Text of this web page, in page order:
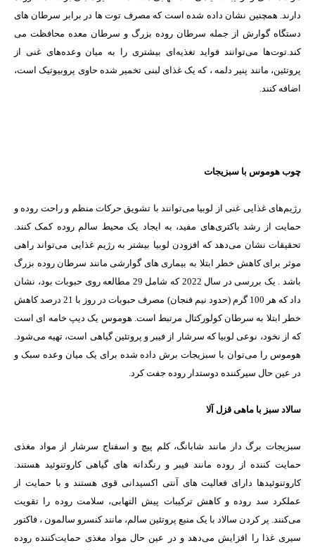
دارند. همچنین نشان داده شده است که مصرف توت ها در برابر سرطان های
دستگاه گوارش از جمله سرطان روده بزرگ و سرطان معده محافظت می
کند.توت‌ها می‌توانند فواید تغذیه‌ای بیشتری را به میان وعده‌های غنی از
پروتئین، مانند پنیر دلمه ، که یک غذای لبنی تخمیر شده حاوی پروبیوتیک است،
اضافه کنند.
چوب هوموس با سبزیجات
رژیم‌های غذایی غنی از لوبیا می‌توانند با تشویق حرکات منظم و راحت روده و
حمایت از رشد باکتری‌های مفید، به ایجاد یک محیط سالم روده کمک کنند.
تحقیقات نشان می‌دهد که افزودن لوبیا بیشتر به رژیم غذایی می‌تواند راهی
موثر برای کاهش خطر ابتلا به بیماری های گوارشی مانند سرطان روده بزرگ
باشد . یک بررسی در سال 2022 که شامل 29 مطالعه روی حبوبات بود، نشان
داد که هر 100 گرم (حدود نیم فنجان) مصرف حبوبات در روز با 21 درصد کاهش
خطر ابتلا به سرطان کولورکتال مرتبط است. هوموس یک دیپ خامه ای است
که از نخود، نوعی لوبیا که سرشار از فیبر و پروتئین گیاهی است، تهیه می‌شود.
هوموس را می‌توان با سبزیجات برش داده شده برای یک میان وعده سبک و
در عین حال سیرکننده دوستدار روده جفت کرد.
سالاد سبز با ماهی قزل آلا
سبزیجات برگ دار مانند شابانگ، کلم پیچ و اسفناج سرشار از مواد مغذی
حمایت کننده از روده مانند فیبر و رنگدانه های گیاهی کاروتنوئید هستند.
کاروتنوئیدها دارای فعالیت های آنتی اکسیدانی قوی هستند و با حمایت از
عملکرد سد روده و کاهش ترکیبات پیش التهابی، سلامت روده را تقویت
می‌کنند. پر کردن سالاد با یک منبع پروتئین سالم، مانند کنسرو سالمون ، فاکتور
سیری غذا را افزایش می‌دهد و در عین حال مواد مغذی حمایت‌کننده روده